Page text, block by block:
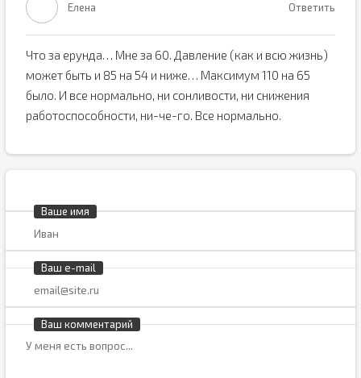
Елена Ответить
Что за ерунда… Мне за 60. Давление (как и всю жизнь)
может быть и 85 на 54 и ниже… Максимум 110 на 65
было. И все нормально, ни сонливости, ни снижения
работоспособности, ни-че-го. Все нормально.
Ваше имя
Ваш e-mail
Ваш комментарий